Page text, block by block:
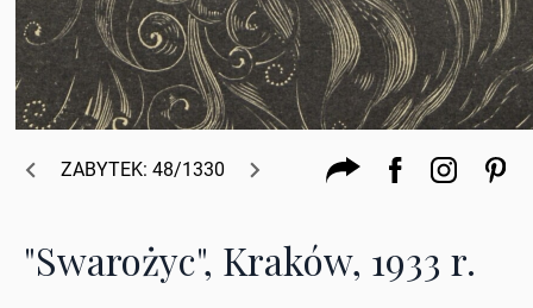
ZABYTEK: 48/1330
"Swarożyc", Kraków, 1933 r.